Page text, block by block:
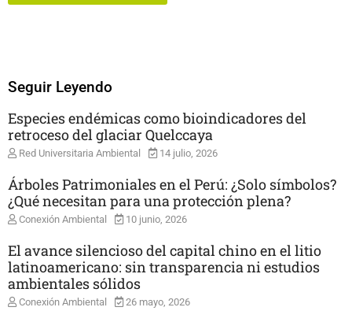
Seguir Leyendo
Especies endémicas como bioindicadores del
retroceso del glaciar Quelccaya
Red Universitaria Ambiental 14 julio, 2026
Árboles Patrimoniales en el Perú: ¿Solo símbolos?
¿Qué necesitan para una protección plena?
Conexión Ambiental 10 junio, 2026
El avance silencioso del capital chino en el litio
latinoamericano: sin transparencia ni estudios
ambientales sólidos
Conexión Ambiental 26 mayo, 2026